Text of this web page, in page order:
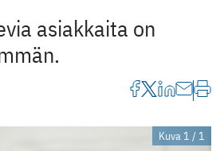
asiakkaita on
Kuva 1 / 1